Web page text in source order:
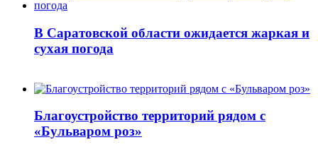
В Саратовской области ожидается жаркая и
сухая погода
Благоустройство территорий рядом с
«Бульваром роз»